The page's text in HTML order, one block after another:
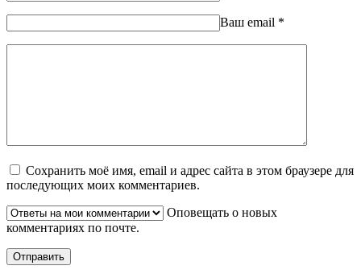
Ваш еmail *
Сохранить моё имя, email и адрес сайта в этом браузере для
последующих моих комментариев.
Оповещать о новых
комментариях по почте.